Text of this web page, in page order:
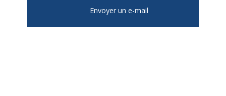
Envoyer un e-mail